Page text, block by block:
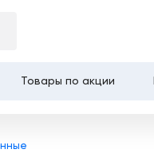
Товары по акции